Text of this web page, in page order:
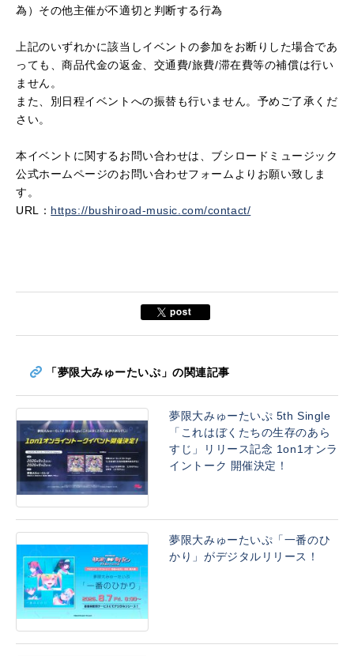
為）その他主催が不適切と判断する行為
上記のいずれかに該当しイベントの参加をお断りした場合であ
っても、商品代金の返金、交通費/旅費/滞在費等の補償は行い
ません。
また、別日程イベントへの振替も行いません。予めご了承くだ
さい。
本イベントに関するお問い合わせは、ブシロードミュージック
公式ホームページのお問い合わせフォームよりお願い致しま
す。
URL
： https://bushiroad-music.com/contact/
「夢限大みゅーたいぷ」の関連記事
夢限大みゅーたいぷ 5th Single
「これはぼくたちの生存のあら
すじ」リリース記念 1on1オンラ
イントーク 開催決定！
夢限大みゅーたいぷ「一番のひ
かり」がデジタルリリース！